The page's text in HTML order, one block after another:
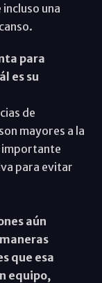
una
para
es su
de
mayores a la
importante
para evitar
aún
que esa
equipo,